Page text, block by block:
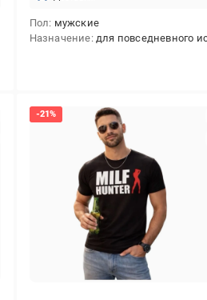
Пол мужские
Назначение для повседневного